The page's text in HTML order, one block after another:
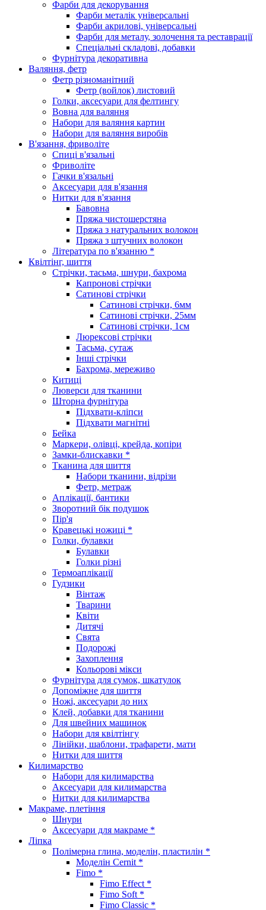
Фарби для декорування
Фарби металік універсальні
Фарби акрилові, універсальні
Фарби для металу, золочення та реставрації
Спеціальні складові, добавки
Фурнітура декоративна
Валяння, фетр
Фетр різноманітний
Фетр (войлок) листовий
Голки, аксесуари для фелтингу
Вовна для валяння
Набори для валяння картин
Набори для валяння виробів
В'язання, фриволіте
Спиці в'язальні
Фриволіте
Гачки в'язальні
Аксесуари для в'язання
Нитки для в'язання
Бавовна
Пряжа чистошерстяна
Пряжа з натуральних волокон
Пряжа з штучних волокон
Література по в'язанню *
Квілтінг, шиття
Стрічки, тасьма, шнури, бахрома
Капронові стрічки
Сатинові стрічки
Сатинові стрічки, 6мм
Сатинові стрічки, 25мм
Сатинові стрічки, 1см
Люрексові стрічки
Тасьма, сутаж
Інші стрічки
Бахрома, мереживо
Китиці
Люверси для тканини
Шторна фурнітура
Підхвати-кліпси
Підхвати магнітні
Бейка
Маркери, олівці, крейда, копіри
Замки-блискавки *
Тканина для шиття
Набори тканини, відрізи
Фетр, метраж
Аплікації, бантики
Зворотний бік подушок
Пір'я
Кравецькі ножиці *
Голки, булавки
Булавки
Голки різні
Термоаплікації
Гудзики
Вінтаж
Тварини
Квіти
Дитячі
Свята
Подорожі
Захоплення
Кольорові мікси
Фурнітура для сумок, шкатулок
Допоміжне для шиття
Ножі, аксесуари до них
Клей, добавки для тканини
Для швейних машинок
Набори для квілтінгу
Лінійки, шаблони, трафарети, мати
Нитки для шиття
Килимарство
Набори для килимарства
Аксесуари для килимарства
Нитки для килимарства
Макраме, плетіння
Шнури
Аксесуари для макраме *
Ліпка
Полімерна глина, моделін, пластилін *
Моделін Cernit *
Fimo *
Fimo Effect *
Fimo Soft *
Fimo Classic *